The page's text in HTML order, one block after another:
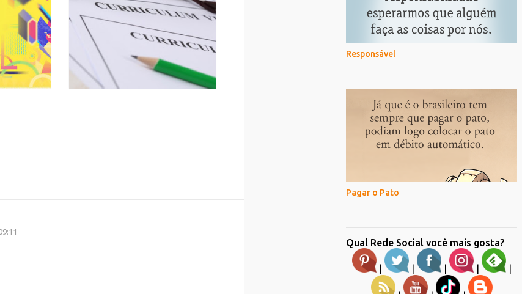
Responsável
Pagar o Pato
Qual Rede Social você mais gosta?
| | | | |